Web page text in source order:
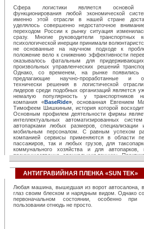
Сфера логистики является основой
функционирования любой экономической
именно этой отрасли в нашей стране
уделялось совершенно недостаточное
переходом России к рынку ситуация
сразу. Многие руководители транспортных
психологической инерции принимали
не основанные на научном подходе к
положение вело к снижению эффективности
оказывалось фатальным для
произвольных управленческих решений
Однако, со временем, на рынке появились
предлагающие научно-проработанные и
технически решения в логистической
лидеров среди подобных организаций является
немалую популярность у транспортников
компания «BaseRide», основанная Евгением
Тимофеем Шишкиным, история которой восходит
Основным профилем деятельности фирмы
интеллектуальных автоматизированных
автопарками любых размеров, специализации
мобильным персоналом. С равным успехом
компанией сервисы применяются в области
пассажиров, так и любых грузов, для
коммунального хозяйства и для автопарков,
преимущественно, специальную технику.
систем, созданных фирмой,
эффективность работы любой транспортной
примерно, на 40 процентов. Достаточно сказать,
диспетчер с их помощью оказывается в
контролировать около тысячи автомобилей.
снижается количество нарушений на трассах,
повышается общая дисциплина вождения и
Компанией создано сразу несколько сервисов,
«облачную» технологию, позволяющих
АНТИГРАВИЙНАЯ ПЛЕНКА «SUN TEK»
Любая машина, вышедшая из ворот автосалона,
глаз своим блеском и нарядным видом. Однако
первоначальном состоянии, особенно при
пользовании отнюдь не просто.